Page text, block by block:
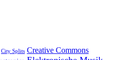
City Splits Creative Commons